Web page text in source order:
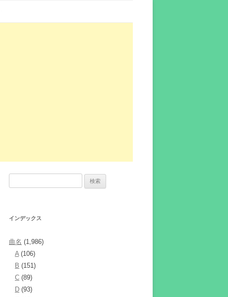
インデックス
曲名 (1,986)
A(106)
B (151)
C (89)
D (93)